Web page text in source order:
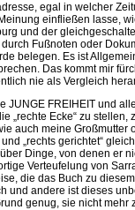
egal in welcher
einfließen lasse,
und der
Fußnoten oder
belegen. Es ist
Das kommt mir
nie als Vergleich
JUNGE FREIHEIT und
„rechte Ecke“ zu stellen,
auch meine Großmutter
„rechts gerichtet“
Dinge, von denen er
Verteufelung von
die das Buch zu
und andere ist dieses
genug, sie nicht mehr